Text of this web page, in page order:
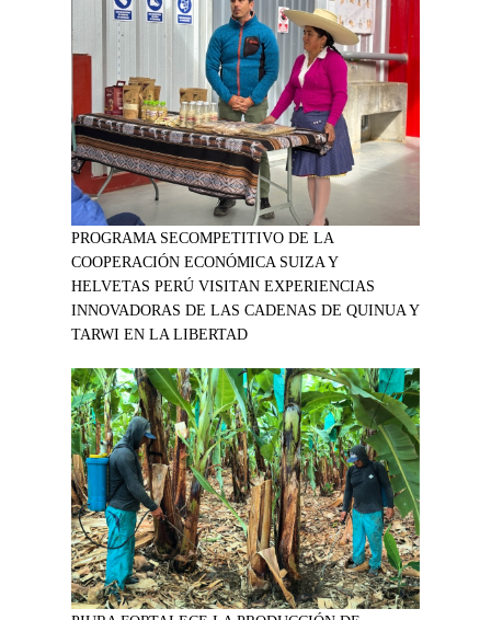
PROGRAMA SECOMPETITIVO DE LA
COOPERACIÓN ECONÓMICA SUIZA Y
HELVETAS PERÚ VISITAN EXPERIENCIAS
INNOVADORAS DE LAS CADENAS DE QUINUA Y
TARWI EN LA LIBERTAD